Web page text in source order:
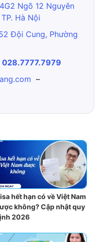
Ngõ 12 Nguyên
Hà Nội
Đội Cung, Phường
028.7777.7979
–
hết hạn có về Việt Nam
không? Cập nhật quy
2026